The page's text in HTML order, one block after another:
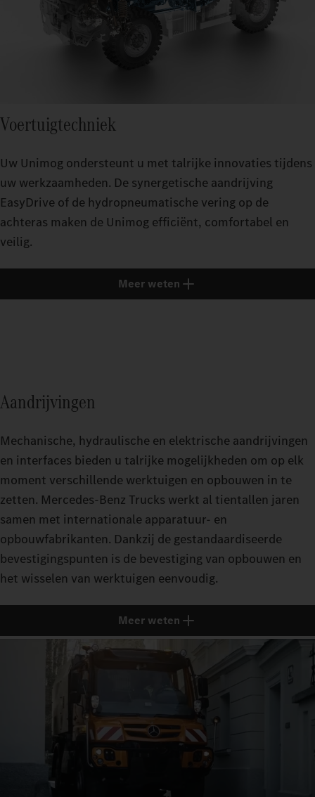
Voertuigtechniek
Uw Unimog ondersteunt u met talrijke innovaties tijdens
uw werkzaamheden. De synergetische aandrijving
EasyDrive of de hydropneumatische vering op de
achteras maken de Unimog efficiënt, comfortabel en
veilig.
Meer weten
Aandrijvingen
Mechanische, hydraulische en elektrische aandrijvingen
en interfaces bieden u talrijke mogelijkheden om op elk
moment verschillende werktuigen en opbouwen in te
zetten. Mercedes‑Benz Trucks werkt al tientallen jaren
samen met internationale apparatuur- en
opbouwfabrikanten. Dankzij de gestandaardiseerde
bevestigingspunten is de bevestiging van opbouwen en
het wisselen van werktuigen eenvoudig.
Meer weten